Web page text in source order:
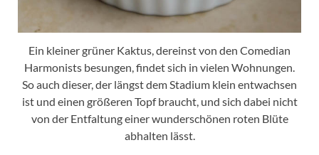
Ein kleiner grüner Kaktus, dereinst von den Comedian
Harmonists besungen, findet sich in vielen Wohnungen.
So auch dieser, der längst dem Stadium klein entwachsen
ist und einen größeren Topf braucht, und sich dabei nicht
von der Entfaltung einer wunderschönen roten Blüte
abhalten lässt.